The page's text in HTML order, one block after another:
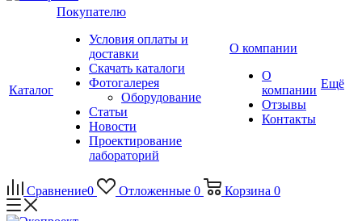
Каталог
Покупателю
Условия оплаты и
доставки
Скачать каталоги
Фотогалерея
Оборудование
Статьи
Новости
Проектирование
лабораторий
О компании
О
компании
Отзывы
Контакты
Ещё
Сравнение0 Отложенные 0 Корзина 0